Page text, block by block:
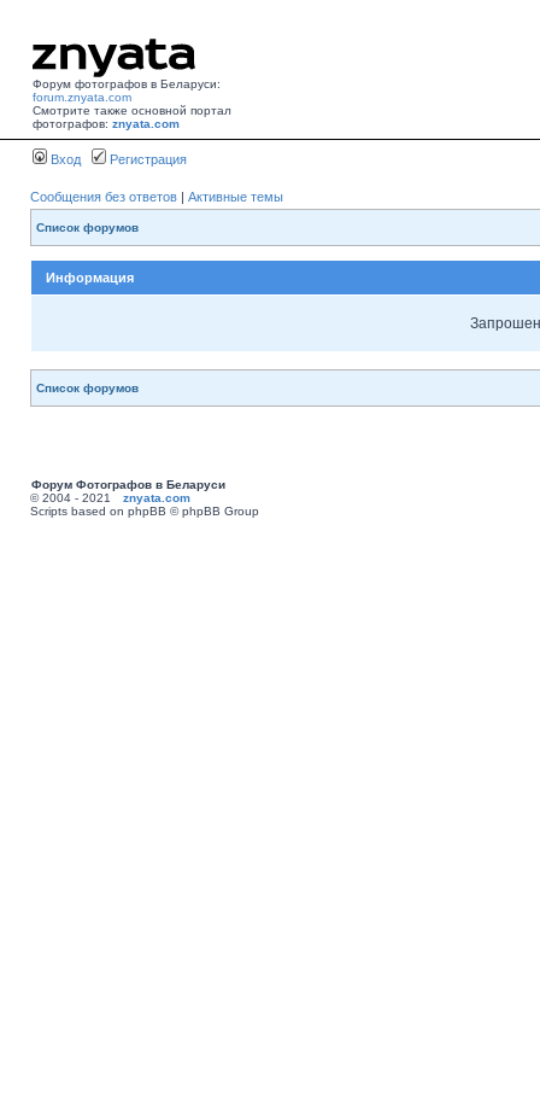
Форум фотографов в Беларуси:
forum.znyata.com
Смотрите также основной портал
фотографов: znyata.com
Вход Регистрация
Сообщения без ответов | Активные темы
Список форумов
Информация
Список форумов
Форум Фотографов в Беларуси
© 2004 - 2021 znyata.com
Scripts based on phpBB © phpBB Group